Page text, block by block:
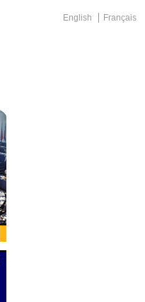
English Français